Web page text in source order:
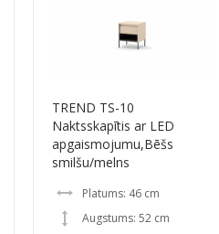
TREND TS-10
Naktsskapītis ar LED
apgaismojumu,Bēšs
smilšu/melns
Platums: 46 cm
Augstums: 52 cm